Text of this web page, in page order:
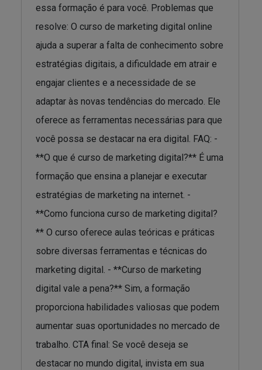
essa formação é para você. Problemas que
resolve: O curso de marketing digital online
ajuda a superar a falta de conhecimento sobre
estratégias digitais, a dificuldade em atrair e
engajar clientes e a necessidade de se
adaptar às novas tendências do mercado. Ele
oferece as ferramentas necessárias para que
você possa se destacar na era digital. FAQ: -
**O que é curso de marketing digital?** É uma
formação que ensina a planejar e executar
estratégias de marketing na internet. -
**Como funciona curso de marketing digital?
** O curso oferece aulas teóricas e práticas
sobre diversas ferramentas e técnicas do
marketing digital. - **Curso de marketing
digital vale a pena?** Sim, a formação
proporciona habilidades valiosas que podem
aumentar suas oportunidades no mercado de
trabalho. CTA final: Se você deseja se
destacar no mundo digital, invista em sua